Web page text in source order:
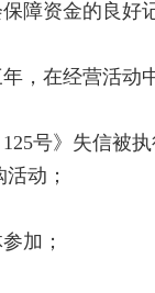
障资金的良好
在经营活动
号》失信被执
动；
加；